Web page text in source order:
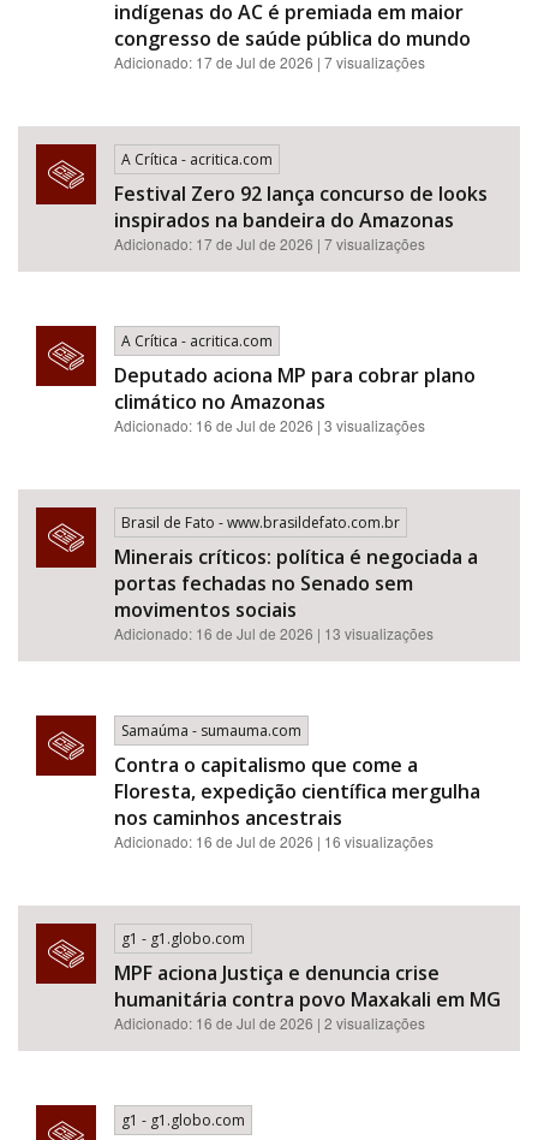
indígenas do AC é premiada em maior
congresso de saúde pública do mundo
Adicionado: 17 de Jul de 2026 | 7 visualizações
A Crítica - acritica.com
Festival Zero 92 lança concurso de looks
inspirados na bandeira do Amazonas
Adicionado: 17 de Jul de 2026 | 7 visualizações
A Crítica - acritica.com
Deputado aciona MP para cobrar plano
climático no Amazonas
Adicionado: 16 de Jul de 2026 | 3 visualizações
Brasil de Fato - www.brasildefato.com.br
Minerais críticos: política é negociada a
portas fechadas no Senado sem
movimentos sociais
Adicionado: 16 de Jul de 2026 | 13 visualizações
Samaúma - sumauma.com
Contra o capitalismo que come a
Floresta, expedição científica mergulha
nos caminhos ancestrais
Adicionado: 16 de Jul de 2026 | 16 visualizações
g1 - g1.globo.com
MPF aciona Justiça e denuncia crise
humanitária contra povo Maxakali em MG
Adicionado: 16 de Jul de 2026 | 2 visualizações
g1 - g1.globo.com